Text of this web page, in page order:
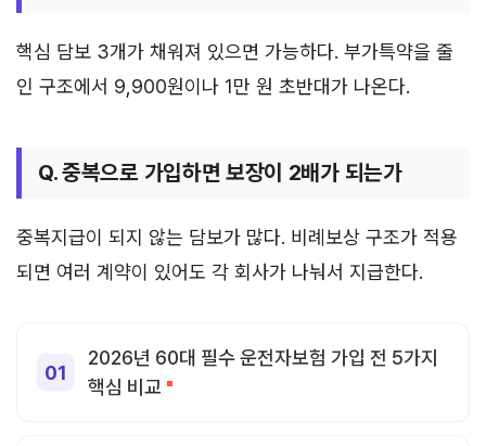
핵심 담보 3개가 채워져 있으면 가능하다. 부가특약을 줄
인 구조에서 9,900원이나 1만 원 초반대가 나온다.
Q. 중복으로 가입하면 보장이 2배가 되는가
중복지급이 되지 않는 담보가 많다. 비례보상 구조가 적용
되면 여러 계약이 있어도 각 회사가 나눠서 지급한다.
2026년 60대 필수 운전자보험 가입 전 5가지
핵심 비교